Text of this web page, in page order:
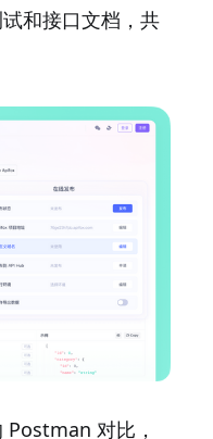
和接口文档，共
对比，